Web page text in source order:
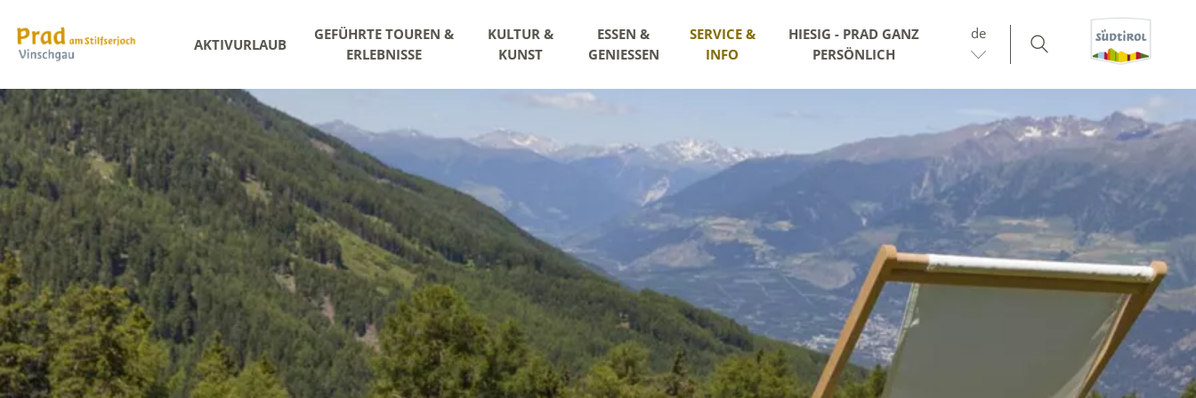
AKTIVURLAUB
GEFÜHRTE TOUREN &
ERLEBNISSE
KULTUR &
KUNST
ESSEN &
GENIESSEN
SERVICE &
INFO
HIESIG - PRAD GANZ
PERSÖNLICH
de